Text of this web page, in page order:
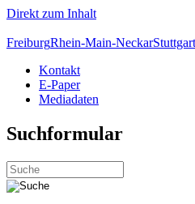
Direkt zum Inhalt
FreiburgRhein-Main-NeckarStuttgart
Kontakt
E-Paper
Mediadaten
Suchformular